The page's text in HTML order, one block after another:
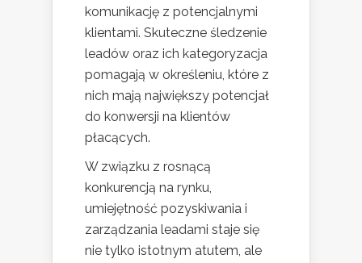
komunikację z potencjalnymi
klientami. Skuteczne śledzenie
leadów oraz ich kategoryzacja
pomagają w określeniu, które z
nich mają największy potencjał
do konwersji na klientów
płacących.
W związku z rosnącą
konkurencją na rynku,
umiejętność pozyskiwania i
zarządzania leadami staje się
nie tylko istotnym atutem, ale